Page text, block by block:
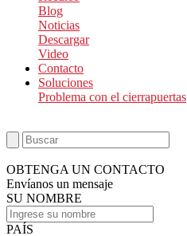
Blog
Noticias
Descargar
Video
Contacto
Soluciones
Problema con el cierrapuertas
OBTENGA UN CONTACTO
Envíanos un mensaje
SU NOMBRE
PAÍS